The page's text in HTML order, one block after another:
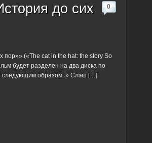
до сих
0
(«The cat in the hat: the story So
будет разделен на два диска по
следующим образом: » Слэш […]